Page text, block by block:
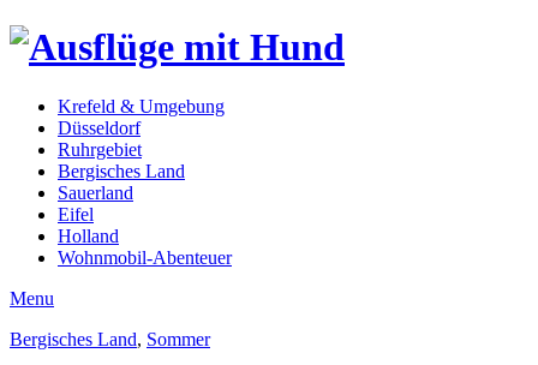
Krefeld & Umgebung
Düsseldorf
Ruhrgebiet
Bergisches Land
Sauerland
Eifel
Holland
Wohnmobil-Abenteuer
Menu
Bergisches Land, Sommer